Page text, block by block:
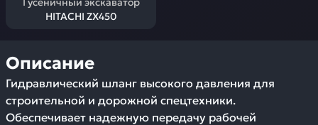
HITACHI ZX450
Описание
Гидравлический шланг высокого давления для
строительной и дорожной спецтехники.
Обеспечивает надежную передачу рабочей